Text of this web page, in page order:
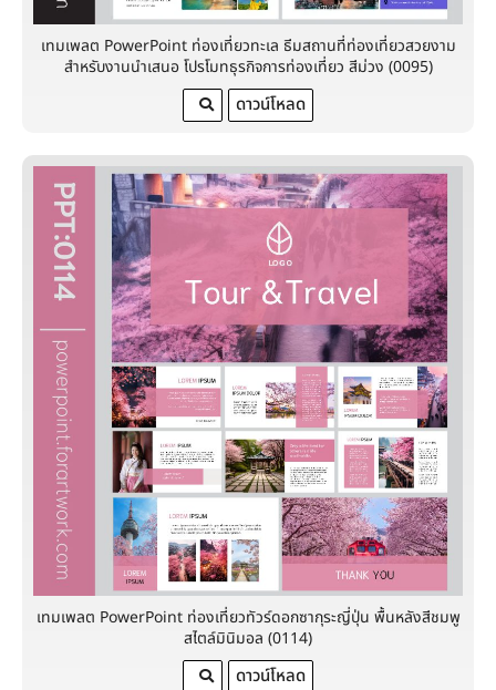
เทมเพลต PowerPoint ท่องเที่ยวทะเล ธีมสถานที่ท่องเที่ยวสวยงาม
สำหรับงานนำเสนอ โปรโมทธุรกิจการท่องเที่ยว สีม่วง (0095)
ดาวน์โหลด
เทมเพลต PowerPoint ท่องเที่ยวทัวร์ดอกซากุระญี่ปุ่น พื้นหลังสีชมพู
สไตล์มินิมอล (0114)
ดาวน์โหลด